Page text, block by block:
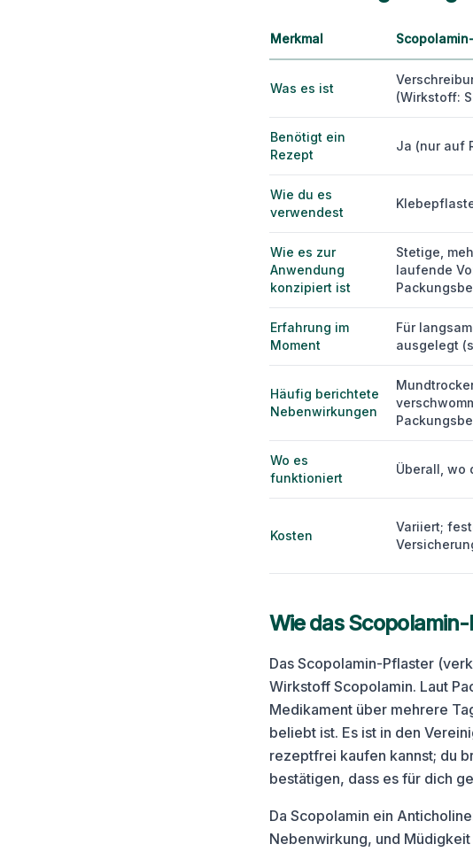
Merkmal
Was es ist
(Wirkstoff:
Benötigt ein
Rezept
Ja (nur auf
Wie du es
verwendest
Wie es zur
Anwendung
konzipiert ist
Stetige,
laufende
Erfahrung im
Moment
Für
ausgelegt
Häufig berichtete
Nebenwirkungen
Wo es
funktioniert
Überall, wo
Kosten
Variiert;
Wie das
Das Scopolamin-Pflaster
Wirkstoff Scopolamin. Laut
Medikament über mehrere
beliebt ist. Es ist in den
rezeptfrei kaufen kannst; du
bestätigen, dass es für dich
Da Scopolamin ein
Nebenwirkung, und